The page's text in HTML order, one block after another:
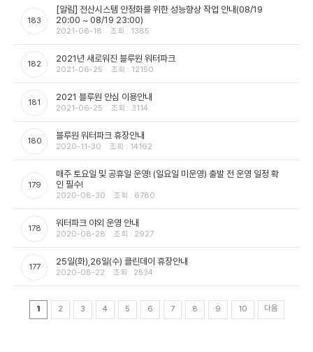
183
[알림] 전산시스템 안정화를 위한 성능향상 작업 안내(08/19
20:00 ~ 08/19 23:00)
2021-08-18 조회 : 1385
182
2021년 새로워진 블루원 워터파크
2021-06-25 조회 : 12150
181
2021 블루원 안심 이용안내
2021-06-25 조회 : 3114
180
블루원 워터파크 휴장안내
2020-11-30 조회 : 14162
179
매주 토요일 및 공휴일 운영! (일요일 미운영) 출발 전 운영 일정 확
인 필수!
2020-08-30 조회 : 6780
178
워터파크 야외 운영 안내
2020-08-28 조회 : 2927
177
25일(화),26일(수) 클린데이 휴장안내
2020-08-22 조회 : 2534
1 2 3 4 5 6 7 8 9 10 다음